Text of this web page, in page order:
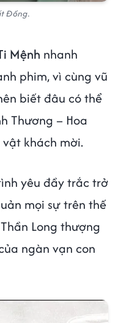
Đồng.
Mệnh nhanh
phim, vì cùng vũ
biết đâu có thể
Thương – Hoa
khách mời.
yêu đầy trắc trở
mọi sự trên thế
Long thượng
ngàn vạn con